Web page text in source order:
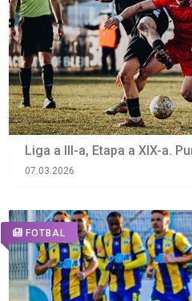
Liga a III-a, Etapa a XIX-a.
07.03.2026
FOTBAL